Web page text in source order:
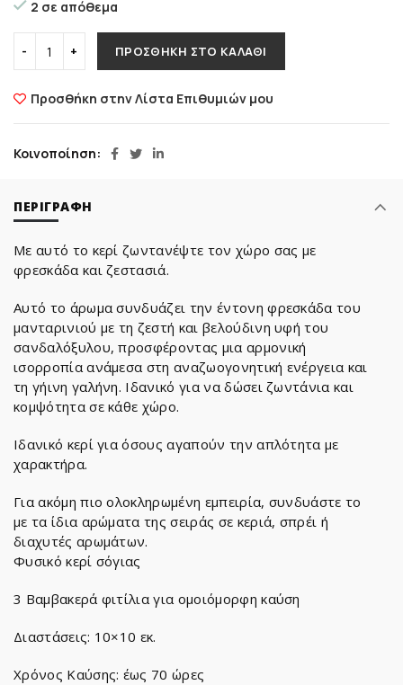
2 σε απόθεμα
ΠΡΟΣΘΉΚΗ ΣΤΟ ΚΑΛΆΘΙ
Προσθήκη στην Λίστα Επιθυμιών μου
Κοινοποίηση
ΠΕΡΙΓΡΑΦΉ
Με αυτό το κερί ζωντανέψτε τον χώρο σας με
φρεσκάδα και ζεστασιά.
Αυτό το άρωμα συνδυάζει την έντονη φρεσκάδα του
μανταρινιού με τη ζεστή και βελούδινη υφή του
σανδαλόξυλου, προσφέροντας μια αρμονική
ισορροπία ανάμεσα στη αναζωογονητική ενέργεια και
τη γήινη γαλήνη. Ιδανικό για να δώσει ζωντάνια και
κομψότητα σε κάθε χώρο.
Ιδανικό κερί για όσους αγαπούν την απλότητα με
χαρακτήρα.
Για ακόμη πιο ολοκληρωμένη εμπειρία, συνδυάστε το
με τα ίδια αρώματα της σειράς σε κεριά, σπρέι ή
διαχυτές αρωμάτων.
Φυσικό κερί σόγιας
3 Βαμβακερά φιτίλια για ομοιόμορφη καύση
Διαστάσεις: 10×10 εκ.
Χρόνος Καύσης: έως 70 ώρες